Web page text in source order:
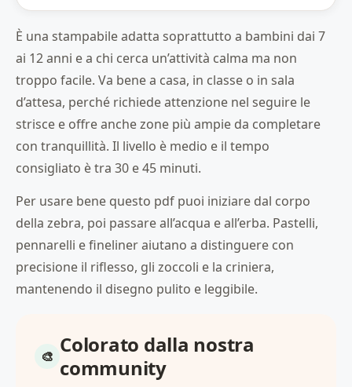
È una stampabile adatta soprattutto a bambini dai 7
ai 12 anni e a chi cerca un’attività calma ma non
troppo facile. Va bene a casa, in classe o in sala
d’attesa, perché richiede attenzione nel seguire le
strisce e offre anche zone più ampie da completare
con tranquillità. Il livello è medio e il tempo
consigliato è tra 30 e 45 minuti.
Per usare bene questo pdf puoi iniziare dal corpo
della zebra, poi passare all’acqua e all’erba. Pastelli,
pennarelli e fineliner aiutano a distinguere con
precisione il riflesso, gli zoccoli e la criniera,
mantenendo il disegno pulito e leggibile.
Colorato dalla nostra
community